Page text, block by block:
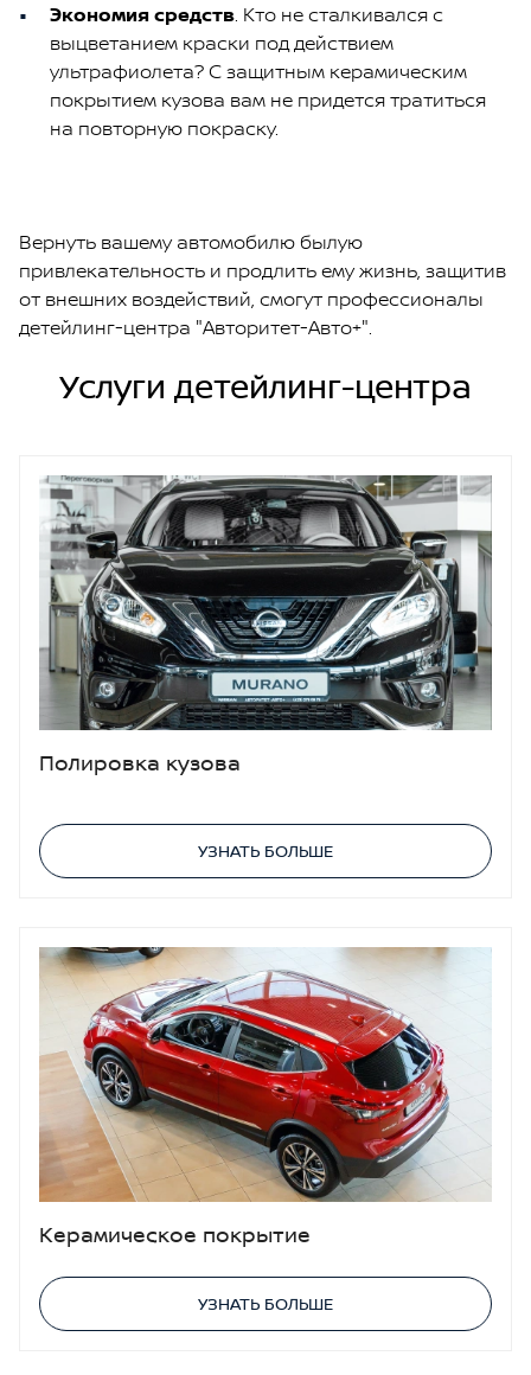
Экономия средств. Кто не сталкивался с
выцветанием краски под действием
ультрафиолета? С защитным керамическим
покрытием кузова вам не придется тратиться
на повторную покраску.
Вернуть вашему автомобилю былую
привлекательность и продлить ему жизнь, защитив
от внешних воздействий, смогут профессионалы
детейлинг-центра "Авторитет-Авто+".
Услуги детейлинг-центра
Полировка кузова
УЗНАТЬ БОЛЬШЕ
Керамическое покрытие
УЗНАТЬ БОЛЬШЕ